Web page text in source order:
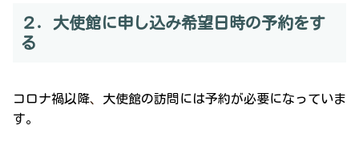
２．大使館に申し込み希望日時の予約をす
る
コロナ禍以降、 大使館の訪問には予約が必要になっていま
す。